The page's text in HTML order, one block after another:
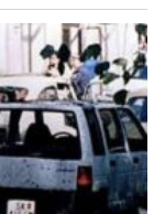
на овие
научна и
од атентатот
сметаат
била земјата